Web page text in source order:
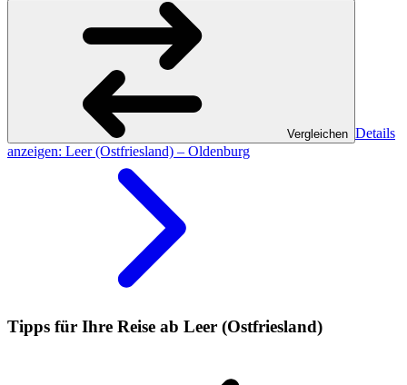
Vergleichen Details
anzeigen: Leer (Ostfriesland) – Oldenburg
Tipps für Ihre Reise ab Leer (Ostfriesland)